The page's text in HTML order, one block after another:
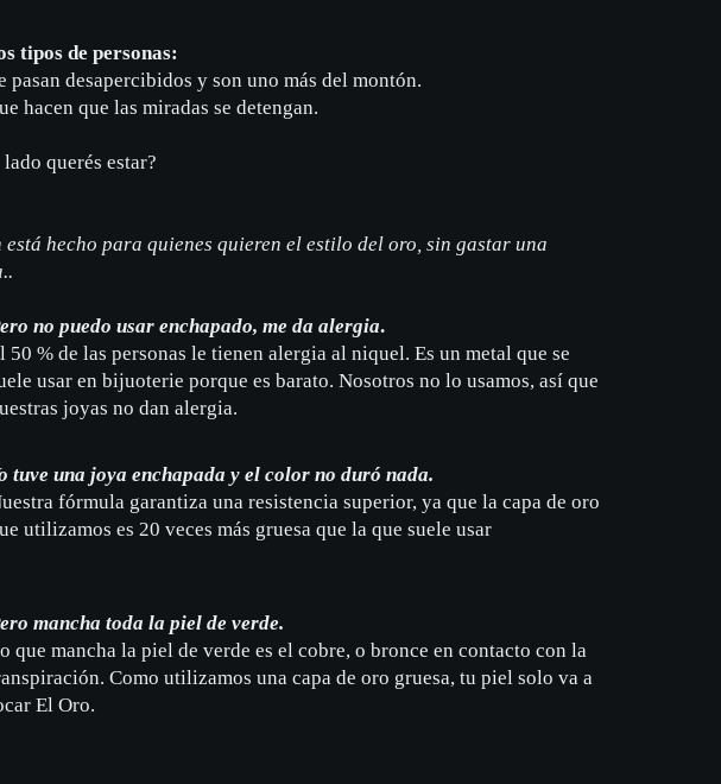
tipos de personas:
pasan desapercibidos y son uno más del montón.
hacen que las miradas se detengan.
querés estar?
está hecho para quienes quieren el estilo del oro, sin gastar una
no puedo usar enchapado, me da alergia.
50 % de las personas le tienen alergia al niquel. Es un metal que se
usar en bijuoterie porque es barato. Nosotros no lo usamos, así que
joyas no dan alergia.
tuve una joya enchapada y el color no duró nada.
fórmula garantiza una resistencia superior, ya que la capa de oro
utilizamos es 20 veces más gruesa que la que suele usar
mancha toda la piel de verde.
que mancha la piel de verde es el cobre, o bronce en contacto con la
Como utilizamos una capa de oro gruesa, tu piel solo va a
El Oro.